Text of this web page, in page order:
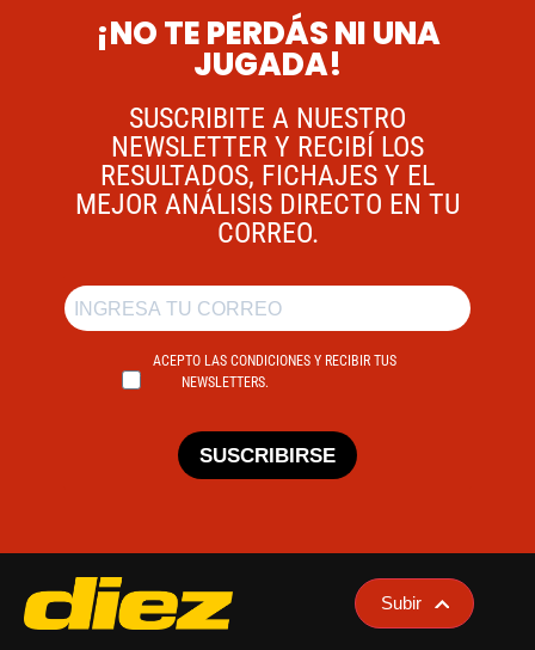
¡NO TE PERDÁS NI UNA
JUGADA!
SUSCRIBITE A NUESTRO
NEWSLETTER Y RECIBÍ LOS
RESULTADOS, FICHAJES Y EL
MEJOR ANÁLISIS DIRECTO EN TU
CORREO.
ACEPTO LAS CONDICIONES Y RECIBIR TUS
NEWSLETTERS.
SUSCRIBIRSE
Subir